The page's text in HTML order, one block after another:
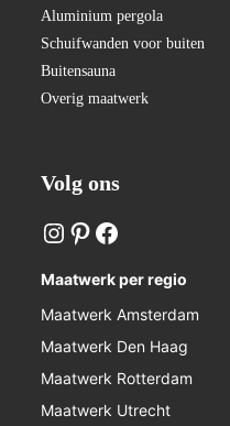
Aluminium pergola
Schuifwanden voor buiten
Buitensauna
Overig maatwerk
Volg ons
Maatwerk per regio
Maatwerk Amsterdam
Maatwerk Den Haag
Maatwerk Rotterdam
Maatwerk Utrecht